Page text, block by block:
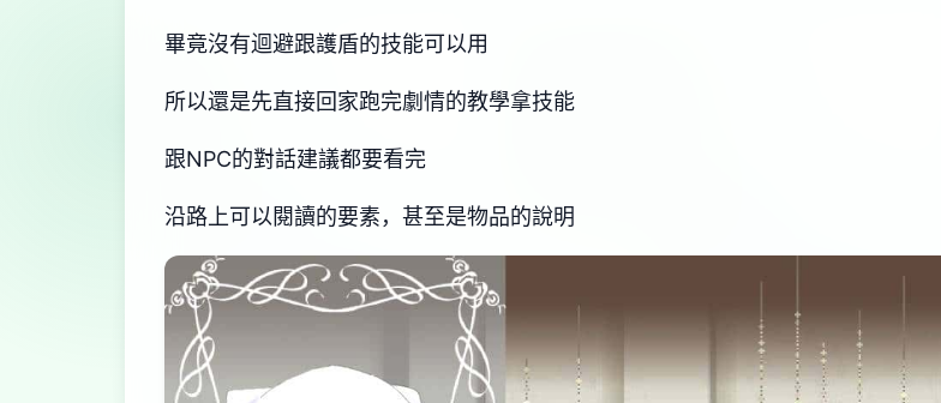
畢竟沒有迴避跟護盾的技能可以用
所以還是先直接回家跑完劇情的教學拿技能
跟NPC的對話建議都要看完
沿路上可以閱讀的要素，甚至是物品的說明